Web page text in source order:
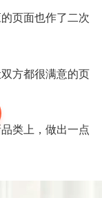
页面也作了二次
方都很满意的页
类上，做出一点